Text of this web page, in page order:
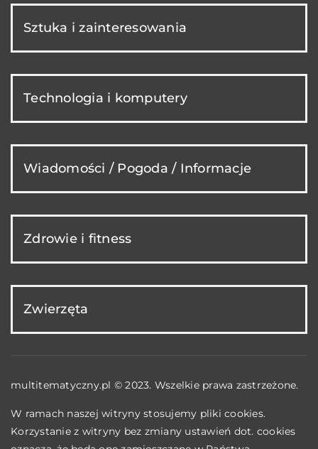
Sztuka i zainteresowania
Technologia i komputery
Wiadomości / Pogoda / Informacje
Zdrowie i fitness
Zwierzęta
multitematyczny.pl © 2023. Wszelkie prawa zastrzeżone.
W ramach naszej witryny stosujemy pliki cookies.
Korzystanie z witryny bez zmiany ustawień dot. cookies